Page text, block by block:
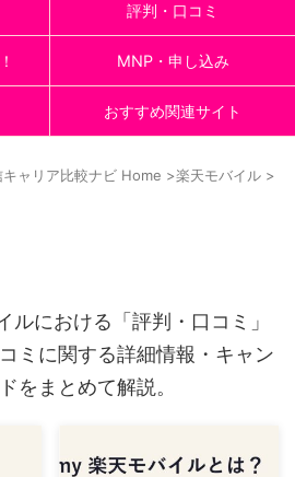
評判・口コミ
MNP・申し込み
おすすめ関連サイト
ャリア比較ナビ Home >楽天モバイル >
ルにおける「評判・口コミ」
ミに関する詳細情報・キャン
をまとめて解説。